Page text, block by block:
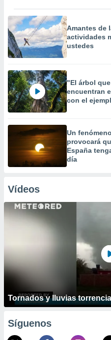
Amantes de
actividades
ustedes
"El árbol
encuentran
con el
Un
provocará
España
día
Vídeos
Tornados y lluvias
Síguenos